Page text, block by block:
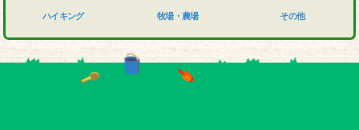
ハイキング 牧場・農場 その他